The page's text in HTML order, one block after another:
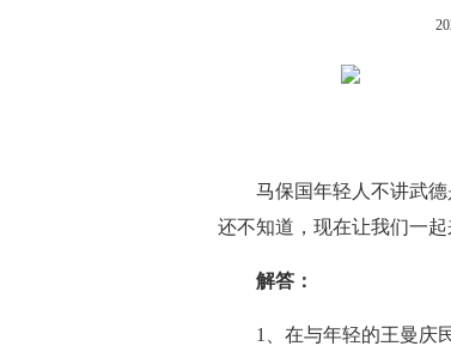
马保国年轻人不讲武
还不知道，现在让我们一起
解答：
1、在与年轻的王曼庆